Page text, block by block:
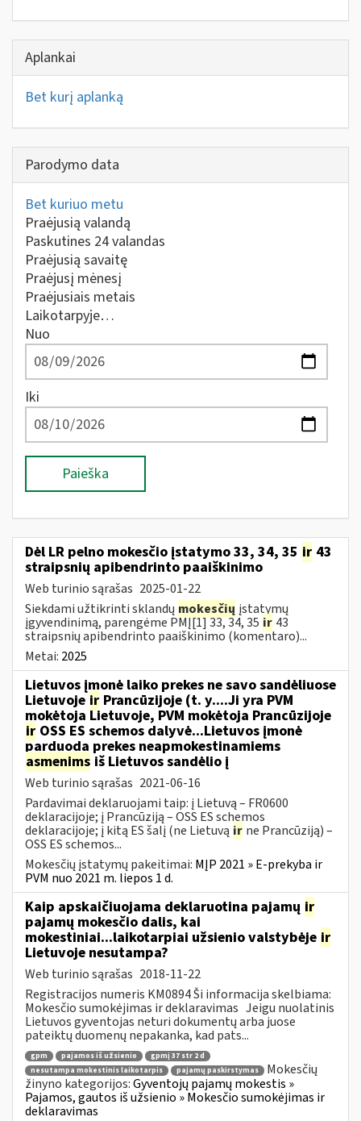
Aplankai
Bet kurį aplanką
Parodymo data
Bet kuriuo metu
Praėjusią valandą
Paskutines 24 valandas
Praėjusią savaitę
Praėjusį mėnesį
Praėjusiais metais
Laikotarpyje…
Nuo
Iki
Paieška
Dėl LR pelno mokesčio įstatymo 33, 34, 35 ir 43
straipsnių apibendrinto paaiškinimo
Web turinio sąrašas 2025-01-22
Siekdami užtikrinti sklandų mokesčių įstatymų
įgyvendinimą, parengėme PMĮ[1] 33, 34, 35 ir 43
straipsnių apibendrinto paaiškinimo (komentaro)...
Metai: 2025
Lietuvos įmonė laiko prekes ne savo sandėliuose
Lietuvoje ir Prancūzijoje (t. y....Ji yra PVM
mokėtoja Lietuvoje, PVM mokėtoja Prancūzijoje
ir OSS ES schemos dalyvė...Lietuvos įmonė
parduoda prekes neapmokestinamiems
asmenims iš Lietuvos sandėlio į
Web turinio sąrašas 2021-06-16
Pardavimai deklaruojami taip: į Lietuvą – FR0600
deklaracijoje; į Prancūziją – OSS ES schemos
deklaracijoje; į kitą ES šalį (ne Lietuvą ir ne Prancūziją) –
OSS ES schemos...
Mokesčių įstatymų pakeitimai: MĮP 2021 » E-prekyba ir
PVM nuo 2021 m. liepos 1 d.
Kaip apskaičiuojama deklaruotina pajamų ir
pajamų mokesčio dalis, kai
mokestiniai...laikotarpiai užsienio valstybėje ir
Lietuvoje nesutampa?
Web turinio sąrašas 2018-11-22
Registracijos numeris KM0894 Ši informacija skelbiama:
Mokesčio sumokėjimas ir deklaravimas Jeigu nuolatinis
Lietuvos gyventojas neturi dokumentų arba juose
pateiktų duomenų nepakanka, kad pats...
gpm pajamos iš užsienio
gpmį 37 str 2 d
nesutampa mokestinis laikotarpis
pajamų paskirstymas
Mokesčių
žinyno kategorijos:Gyventojų pajamų mokestis »
Pajamos, gautos iš užsienio » Mokesčio sumokėjimas ir
deklaravimas